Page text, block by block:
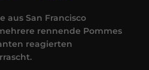
aus San Francisco
rennende Pommes
reagierten